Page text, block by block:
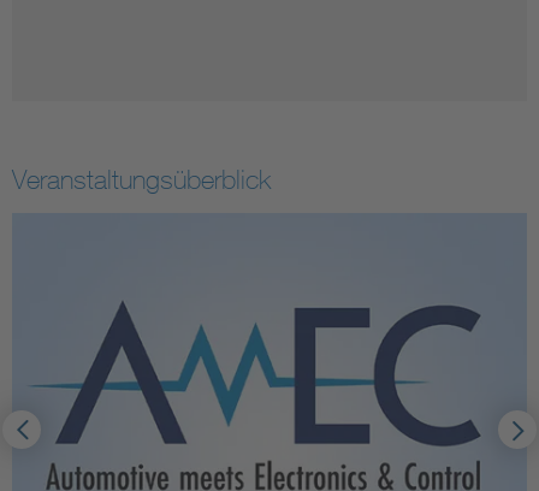
Veranstaltungsüberblick